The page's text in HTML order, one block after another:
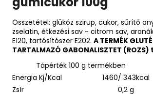
Összetétel: glükóz szirup, cukor, sűrítő
zselatin, étkezési sav - citrom sav,
E120, tartósítószer E202. A TERMÉK
TARTALMAZÓ GABONALISZTET
Tápérték 100 g termékben
Energia Kj/Kcal
1460/ 343kcal
Zsír
0,2 g